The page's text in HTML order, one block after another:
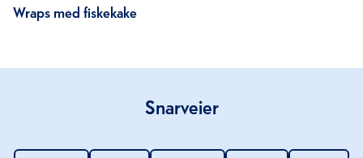
Wraps med fiskekake
Snarveier